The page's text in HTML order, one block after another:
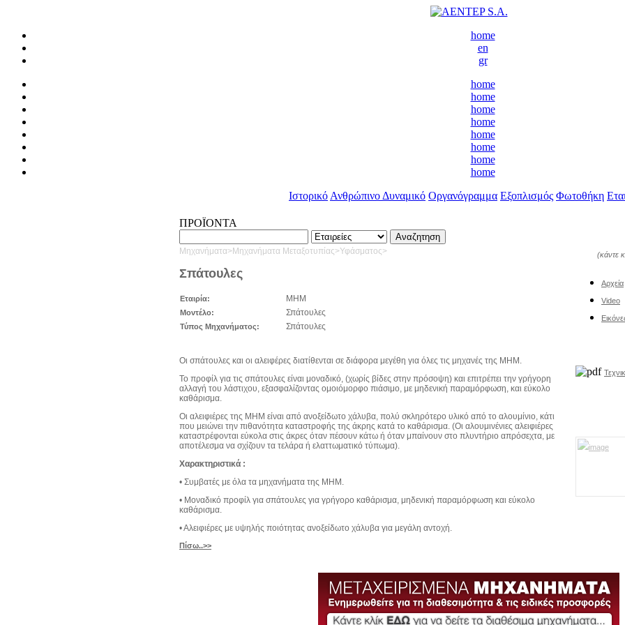
home
en
gr
home
home
home
home
home
home
home
home
Ιστορικό Ανθρώπινο Δυναμικό Οργανόγραμμα Εξοπλισμός Φωτοθήκη
ΠΡΟΪΟΝΤΑ
Μηχανήματα>Μηχανήματα Μεταξοτυπίας>Υφάσματος>
Σπάτουλες
Εταιρία: MHM
Μοντέλο: Σπάτουλες
Τύπος Μηχανήματος: Σπάτουλες
Οι σπάτουλες και οι αλειφέρες διατίθενται σε διάφορα μεγέθη για όλες τις μηχανές της ΜΗΜ.
Το προφίλ για τις σπάτουλες είναι μοναδικό, (χωρίς βίδες στην πρόσοψη) και επιτρέπει την γρήγορη
αλλαγή του λάστιχου, εξασφαλίζοντας ομοιόμορφο πιάσιμο, με μηδενική παραμόρφωση, και εύκολο
καθάρισμα.
Οι αλειφιέρες της ΜΗΜ είναι από ανοξείδωτο χάλυβα, πολύ σκληρότερο υλικό από το αλουμίνιο, κάτι
που μειώνει την πιθανότητα καταστροφής της άκρης κατά το καθάρισμα. (Οι αλουμινένιες αλειφιέρες
καταστρέφονται εύκολα στις άκρες όταν πέσουν κάτω ή όταν μπαίνουν στο πλυντήριο απρόσεχτα, με
αποτέλεσμα να σχίζουν τα τελάρα ή ελαττωματικό τύπωμα).
Χαρακτηριστικά :
• Συμβατές με όλα τα μηχανήματα της ΜΗΜ.
• Μοναδικό προφίλ για σπάτουλες για γρήγορο καθάρισμα, μηδενική παραμόρφωση και εύκολο
καθάρισμα.
• Αλειφιέρες με υψηλής ποιότητας ανοξείδωτο χάλυβα για μεγάλη αντοχή.
Πίσω..>>
(κάντε
Αρχεία
Video